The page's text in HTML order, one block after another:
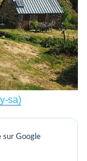
sa)
sur Google